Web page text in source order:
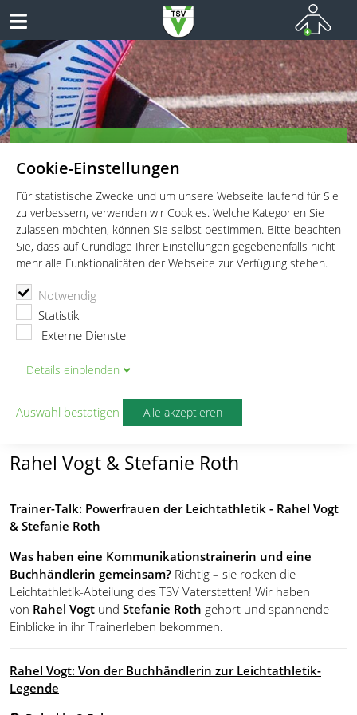
Cookie-Einstellungen
Für statistische Zwecke und um unsere Webseite laufend für Sie
zu verbessern, verwenden wir Cookies. Welche Kategorien Sie
zulassen möchten, können Sie selbst bestimmen. Bitte beachten
Sie, dass auf Grundlage Ihrer Einstellungen gegebenenfalls nicht
mehr alle Funktionalitäten der Webseite zur Verfügung stehen.
Notwendig
Statistik
Externe Dienste
Details einblenden
Auswahl bestätigen Alle akzeptieren
Leichtathletik für Wettkämpfer, Leistungssportler und
Freitzeitathleten
TSV Vaterstetten e.V.
Trainer-Talk: Powerfrauen der Leichtathletik
Trainer-Talk: Powerfrauen der
Leichtathletik
Lena Stelzenmüller
Rahel Vogt & Stefanie Roth
Trainer-Talk: Powerfrauen der Leichtathletik - Rahel Vogt
& Stefanie Roth
Was haben eine Kommunikationstrainerin und eine
Buchhändlerin gemeinsam? Richtig – sie rocken die
Leichtathletik-Abteilung des TSV Vaterstetten! Wir haben
von Rahel Vogt und Stefanie Roth gehört und spannende
Einblicke in ihr Trainerleben bekommen.
Rahel Vogt: Von der Buchhändlerin zur Leichtathletik-
Legende